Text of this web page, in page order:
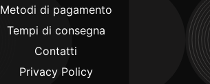
Metodi di pagamento
Tempi di consegna
Contatti
Privacy Policy